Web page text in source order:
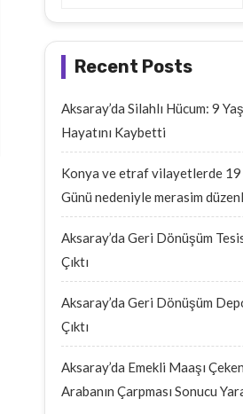
Recent Posts
Aksaray’da Silahlı Hücum: 9
Hayatını Kaybetti
Konya ve etraf vilayetlerde
Günü nedeniyle merasim
Aksaray’da Geri Dönüşüm
Çıktı
Aksaray’da Geri Dönüşüm
Çıktı
Aksaray’da Emekli Maaşı
Arabanın Çarpması Sonucu